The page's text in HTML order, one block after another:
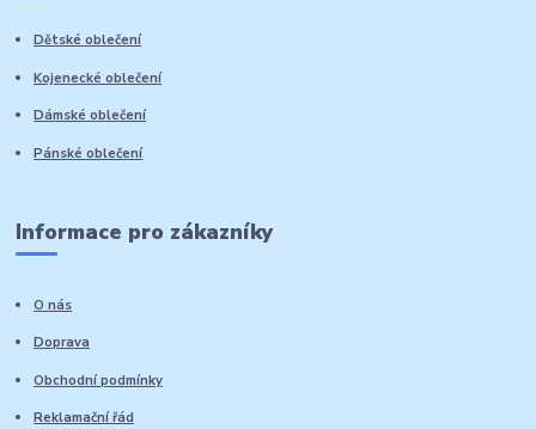
Dětské oblečení
Kojenecké oblečení
Dámské oblečení
Pánské oblečení
Informace pro zákazníky
O nás
Doprava
Obchodní podmínky
Reklamační řád